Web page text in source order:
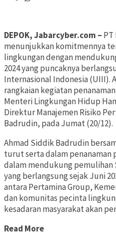
DEPOK, Jabarcyber.com – PT
menunjukkan komitmennya
lingkungan dengan
2024 yang puncaknya
Internasional Indonesia (UIII).
rangkaian kegiatan
Menteri Lingkungan Hidup
Direktur Manajemen Risiko
Badrudin, pada Jumat (20/12).
Ahmad Siddik Badrudin
turut serta dalam penanaman
dalam mendukung pemulihan
yang berlangsung sejak Juni
antara Pertamina Group,
dan komunitas pecinta
kesadaran masyarakat akan
Read More